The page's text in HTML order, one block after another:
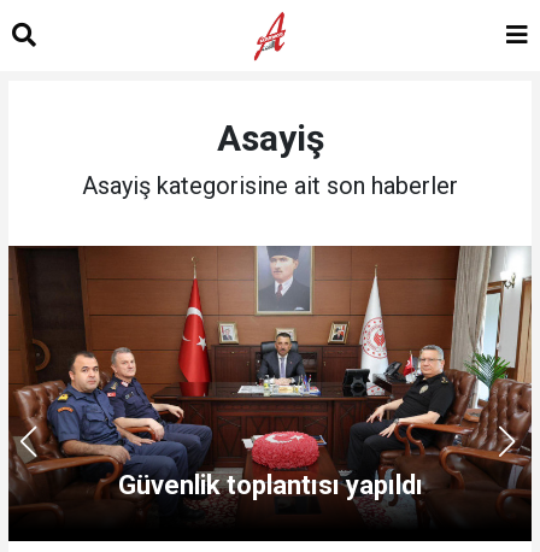
Asayiş
Asayiş kategorisine ait son haberler
Güvenlik toplantısı yapıldı